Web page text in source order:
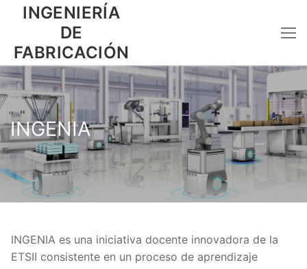
INGENIERÍA
DE
FABRICACIÓN
INGENIA
INGENIA es una iniciativa docente innovadora de la
ETSII consistente en un proceso de aprendizaje